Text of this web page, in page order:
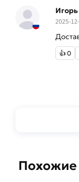
Игорь
2025-
👍0
Похожие